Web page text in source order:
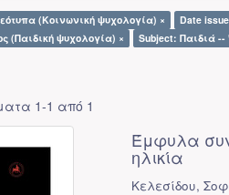
(Κοινωνική ψυχολογία) × Date
(Παιδική ψυχολογία) ×
Subject: Παιδιά
1-1 από 1
Έμφυλα
ηλικία
Κελεσίδου,